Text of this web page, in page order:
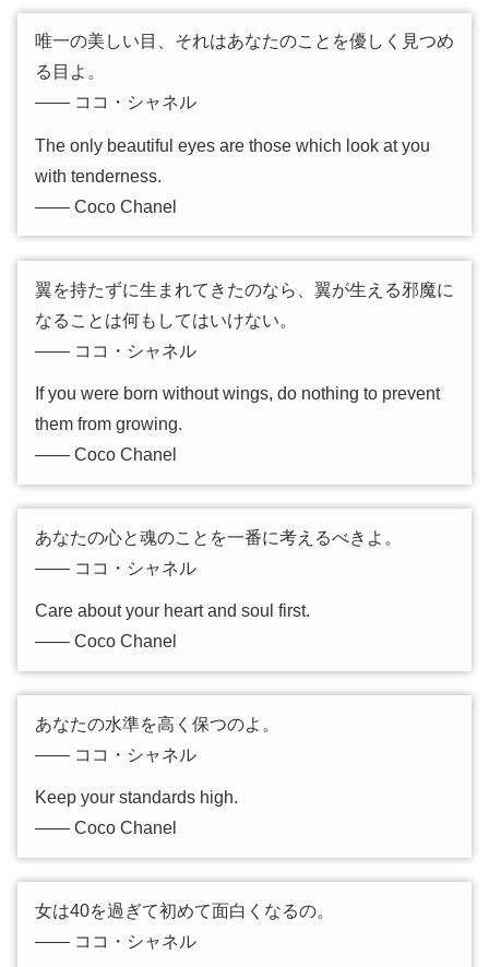
唯一の美しい目、それはあなたのことを優しく見つめ
る目よ。
―― ココ・シャネル
The only beautiful eyes are those which look at you
with tenderness.
―― Coco Chanel
翼を持たずに生まれてきたのなら、翼が生える邪魔に
なることは何もしてはいけない。
―― ココ・シャネル
If you were born without wings, do nothing to prevent
them from growing.
―― Coco Chanel
あなたの心と魂のことを一番に考えるべきよ。
―― ココ・シャネル
Care about your heart and soul first.
―― Coco Chanel
あなたの水準を高く保つのよ。
―― ココ・シャネル
Keep your standards high.
―― Coco Chanel
女は40を過ぎて初めて面白くなるの。
―― ココ・シャネル